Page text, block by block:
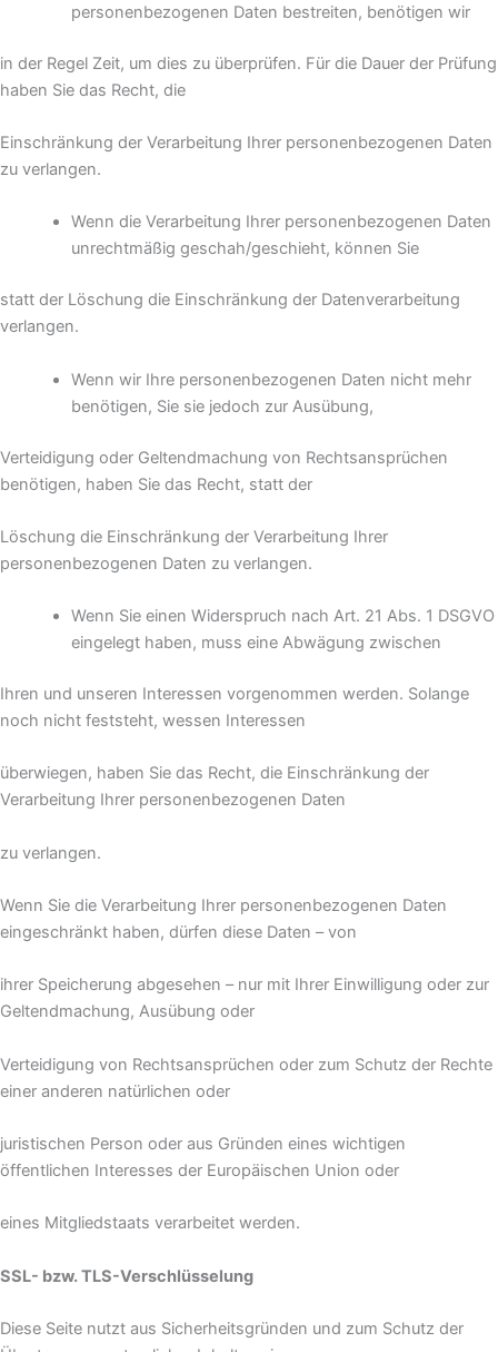
personenbezogenen Daten bestreiten, benötigen wir
in der Regel Zeit, um dies zu überprüfen. Für die Dauer der Prüfung
haben Sie das Recht, die
Einschränkung der Verarbeitung Ihrer personenbezogenen Daten
zu verlangen.
Wenn die Verarbeitung Ihrer personenbezogenen Daten
unrechtmäßig geschah/geschieht, können Sie
statt der Löschung die Einschränkung der Datenverarbeitung
verlangen.
Wenn wir Ihre personenbezogenen Daten nicht mehr
benötigen, Sie sie jedoch zur Ausübung,
Verteidigung oder Geltendmachung von Rechtsansprüchen
benötigen, haben Sie das Recht, statt der
Löschung die Einschränkung der Verarbeitung Ihrer
personenbezogenen Daten zu verlangen.
Wenn Sie einen Widerspruch nach Art. 21 Abs. 1 DSGVO
eingelegt haben, muss eine Abwägung zwischen
Ihren und unseren Interessen vorgenommen werden. Solange
noch nicht feststeht, wessen Interessen
überwiegen, haben Sie das Recht, die Einschränkung der
Verarbeitung Ihrer personenbezogenen Daten
zu verlangen.
Wenn Sie die Verarbeitung Ihrer personenbezogenen Daten
eingeschränkt haben, dürfen diese Daten – von
ihrer Speicherung abgesehen – nur mit Ihrer Einwilligung oder zur
Geltendmachung, Ausübung oder
Verteidigung von Rechtsansprüchen oder zum Schutz der Rechte
einer anderen natürlichen oder
juristischen Person oder aus Gründen eines wichtigen
öffentlichen Interesses der Europäischen Union oder
eines Mitgliedstaats verarbeitet werden.
SSL- bzw. TLS-Verschlüsselung
Diese Seite nutzt aus Sicherheitsgründen und zum Schutz der